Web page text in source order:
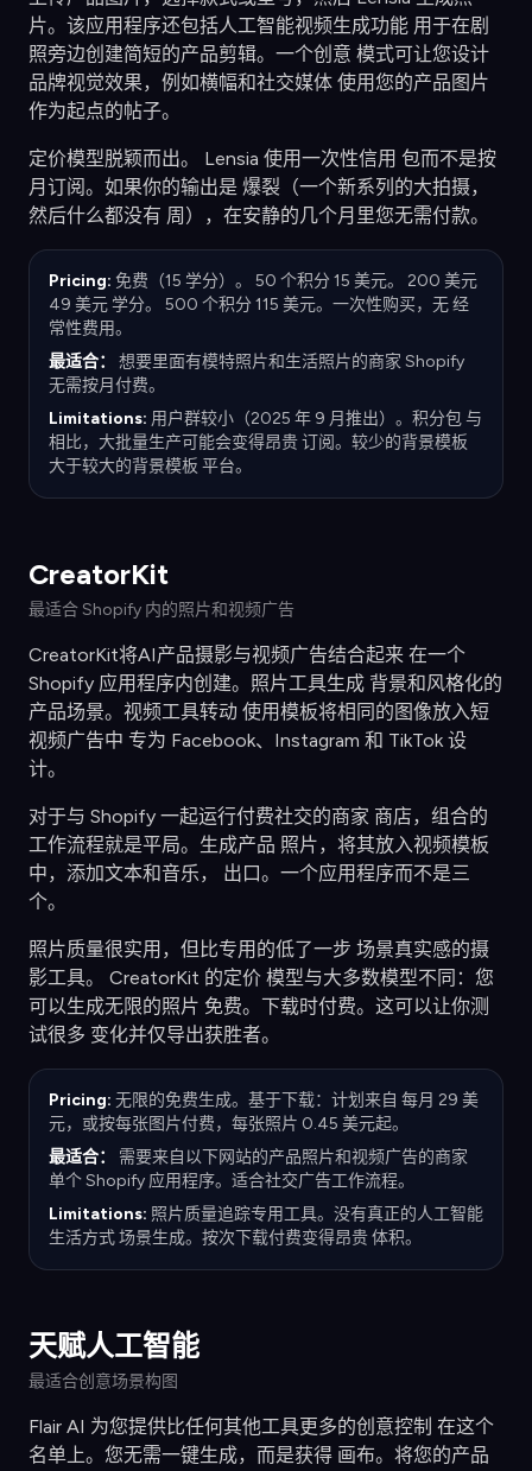
片。该应用程序还包括人工智能视频生成功能 用于在剧
照旁边创建简短的产品剪辑。一个创意 模式可让您设计
品牌视觉效果，例如横幅和社交媒体 使用您的产品图片
作为起点的帖子。
定价模型脱颖而出。 Lensia 使用一次性信用 包而不是按
月订阅。如果你的输出是 爆裂（一个新系列的大拍摄，
然后什么都没有 周），在安静的几个月里您无需付款。
Pricing: 免费（15 学分）。 50 个积分 15 美元。 200 美元
49 美元 学分。 500 个积分 115 美元。一次性购买，无 经
常性费用。
最适合：
想要里面有模特照片和生活照片的商家 Shopify
无需按月付费。
Limitations: 用户群较小（2025 年 9 月推出）。积分包 与
相比，大批量生产可能会变得昂贵 订阅。较少的背景模板
大于较大的背景模板 平台。
CreatorKit
最适合 Shopify 内的照片和视频广告
CreatorKit将AI产品摄影与视频广告结合起来 在一个
Shopify 应用程序内创建。照片工具生成 背景和风格化的
产品场景。视频工具转动 使用模板将相同的图像放入短
视频广告中 专为 Facebook、Instagram 和 TikTok 设
计。
对于与 Shopify 一起运行付费社交的商家 商店，组合的
工作流程就是平局。生成产品 照片，将其放入视频模板
中，添加文本和音乐， 出口。一个应用程序而不是三
个。
照片质量很实用，但比专用的低了一步 场景真实感的摄
影工具。 CreatorKit 的定价 模型与大多数模型不同：您
可以生成无限的照片 免费。下载时付费。这可以让你测
试很多 变化并仅导出获胜者。
Pricing: 无限的免费生成。基于下载：计划来自 每月 29 美
元，或按每张图片付费，每张照片 0.45 美元起。
最适合：
需要来自以下网站的产品照片和视频广告的商家
单个 Shopify 应用程序。适合社交广告工作流程。
Limitations: 照片质量追踪专用工具。没有真正的人工智能
生活方式 场景生成。按次下载付费变得昂贵 体积。
天赋人工智能
最适合创意场景构图
Flair AI 为您提供比任何其他工具更多的创意控制 在这个
名单上。您无需一键生成，而是获得 画布。将您的产品